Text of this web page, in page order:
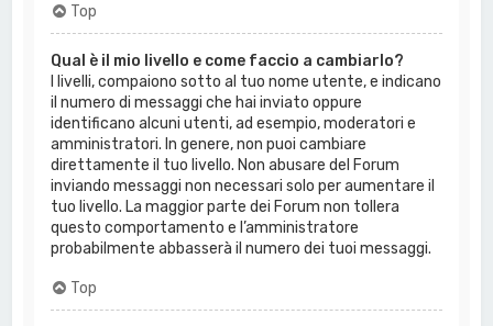
Top
Qual è il mio livello e come faccio a cambiarlo?
I livelli, compaiono sotto al tuo nome utente, e indicano
il numero di messaggi che hai inviato oppure
identificano alcuni utenti, ad esempio, moderatori e
amministratori. In genere, non puoi cambiare
direttamente il tuo livello. Non abusare del Forum
inviando messaggi non necessari solo per aumentare il
tuo livello. La maggior parte dei Forum non tollera
questo comportamento e l’amministratore
probabilmente abbasserà il numero dei tuoi messaggi.
Top